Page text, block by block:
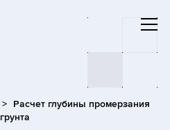
Расчет глубины промерзания
грунта